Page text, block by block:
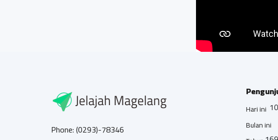
Phone: (0293)-78346
Hari ini
Bulan ini